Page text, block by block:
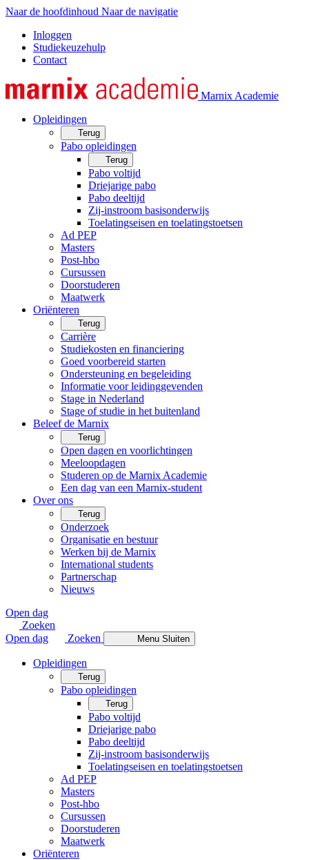
Naar de hoofdinhoud Naar de navigatie
Inloggen
Studiekeuzehulp
Contact
Marnix Academie
Opleidingen
Terug
Pabo opleidingen
Terug
Pabo voltijd
Driejarige pabo
Pabo deeltijd
Zij-instroom basisonderwijs
Toelatingseisen en toelatingstoetsen
Ad PEP
Masters
Post-hbo
Cursussen
Doorstuderen
Maatwerk
Oriënteren
Terug
Carrière
Studiekosten en financiering
Goed voorbereid starten
Ondersteuning en begeleiding
Informatie voor leidinggevenden
Stage in Nederland
Stage of studie in het buitenland
Beleef de Marnix
Terug
Open dagen en voorlichtingen
Meeloopdagen
Studeren op de Marnix Academie
Een dag van een Marnix-student
Over ons
Terug
Onderzoek
Organisatie en bestuur
Werken bij de Marnix
International students
Partnerschap
Nieuws
Open dag
Zoeken
Open dag
Zoeken Menu Sluiten
Opleidingen
Terug
Pabo opleidingen
Terug
Pabo voltijd
Driejarige pabo
Pabo deeltijd
Zij-instroom basisonderwijs
Toelatingseisen en toelatingstoetsen
Ad PEP
Masters
Post-hbo
Cursussen
Doorstuderen
Maatwerk
Oriënteren